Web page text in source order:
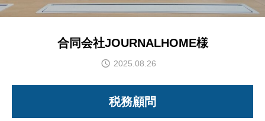
会社概要
スタッフ
合同会社JOURNALHOME様
2025.08.26
税務顧問